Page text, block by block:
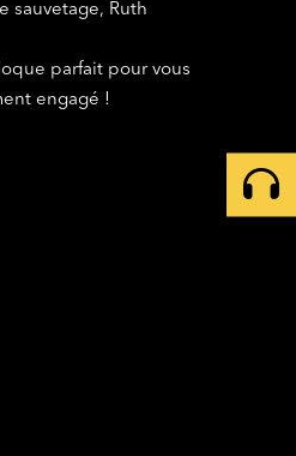
sauvetage, Ruth
parfait pour vous
engagé !